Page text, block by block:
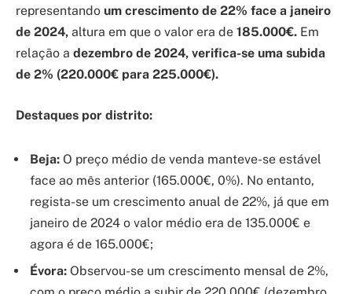
representando um crescimento de 22% face a janeiro
de 2024, altura em que o valor era de 185.000€. Em
relação a dezembro de 2024, verifica-se uma subida
de 2% (220.000€ para 225.000€).
Destaques por distrito:
Beja: O preço médio de venda manteve-se estável
face ao mês anterior (165.000€, 0%). No entanto,
regista-se um crescimento anual de 22%, já que em
janeiro de 2024 o valor médio era de 135.000€ e
agora é de 165.000€;
Évora: Observou-se um crescimento mensal de 2%,